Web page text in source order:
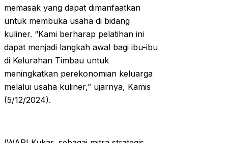
memasak yang dapat dimanfaatkan
untuk membuka usaha di bidang
kuliner. “Kami berharap pelatihan ini
dapat menjadi langkah awal bagi ibu-ibu
di Kelurahan Timbau untuk
meningkatkan perekonomian keluarga
melalui usaha kuliner,” ujarnya, Kamis
(5/12/2024).